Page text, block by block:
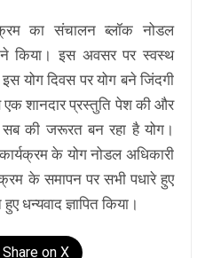
का संचालन ब्लॉक नोडल
ने किया। इस अवसर पर स्वस्थ
योग दिवस पर योग बने जिंदगी
एक शानदार प्रस्तुति पेश की और
की जरूरत बन रहा है योग।
के योग नोडल अधिकारी
के समापन पर सभी पधारे हुए
धन्यवाद ज्ञापित किया।
Share on X